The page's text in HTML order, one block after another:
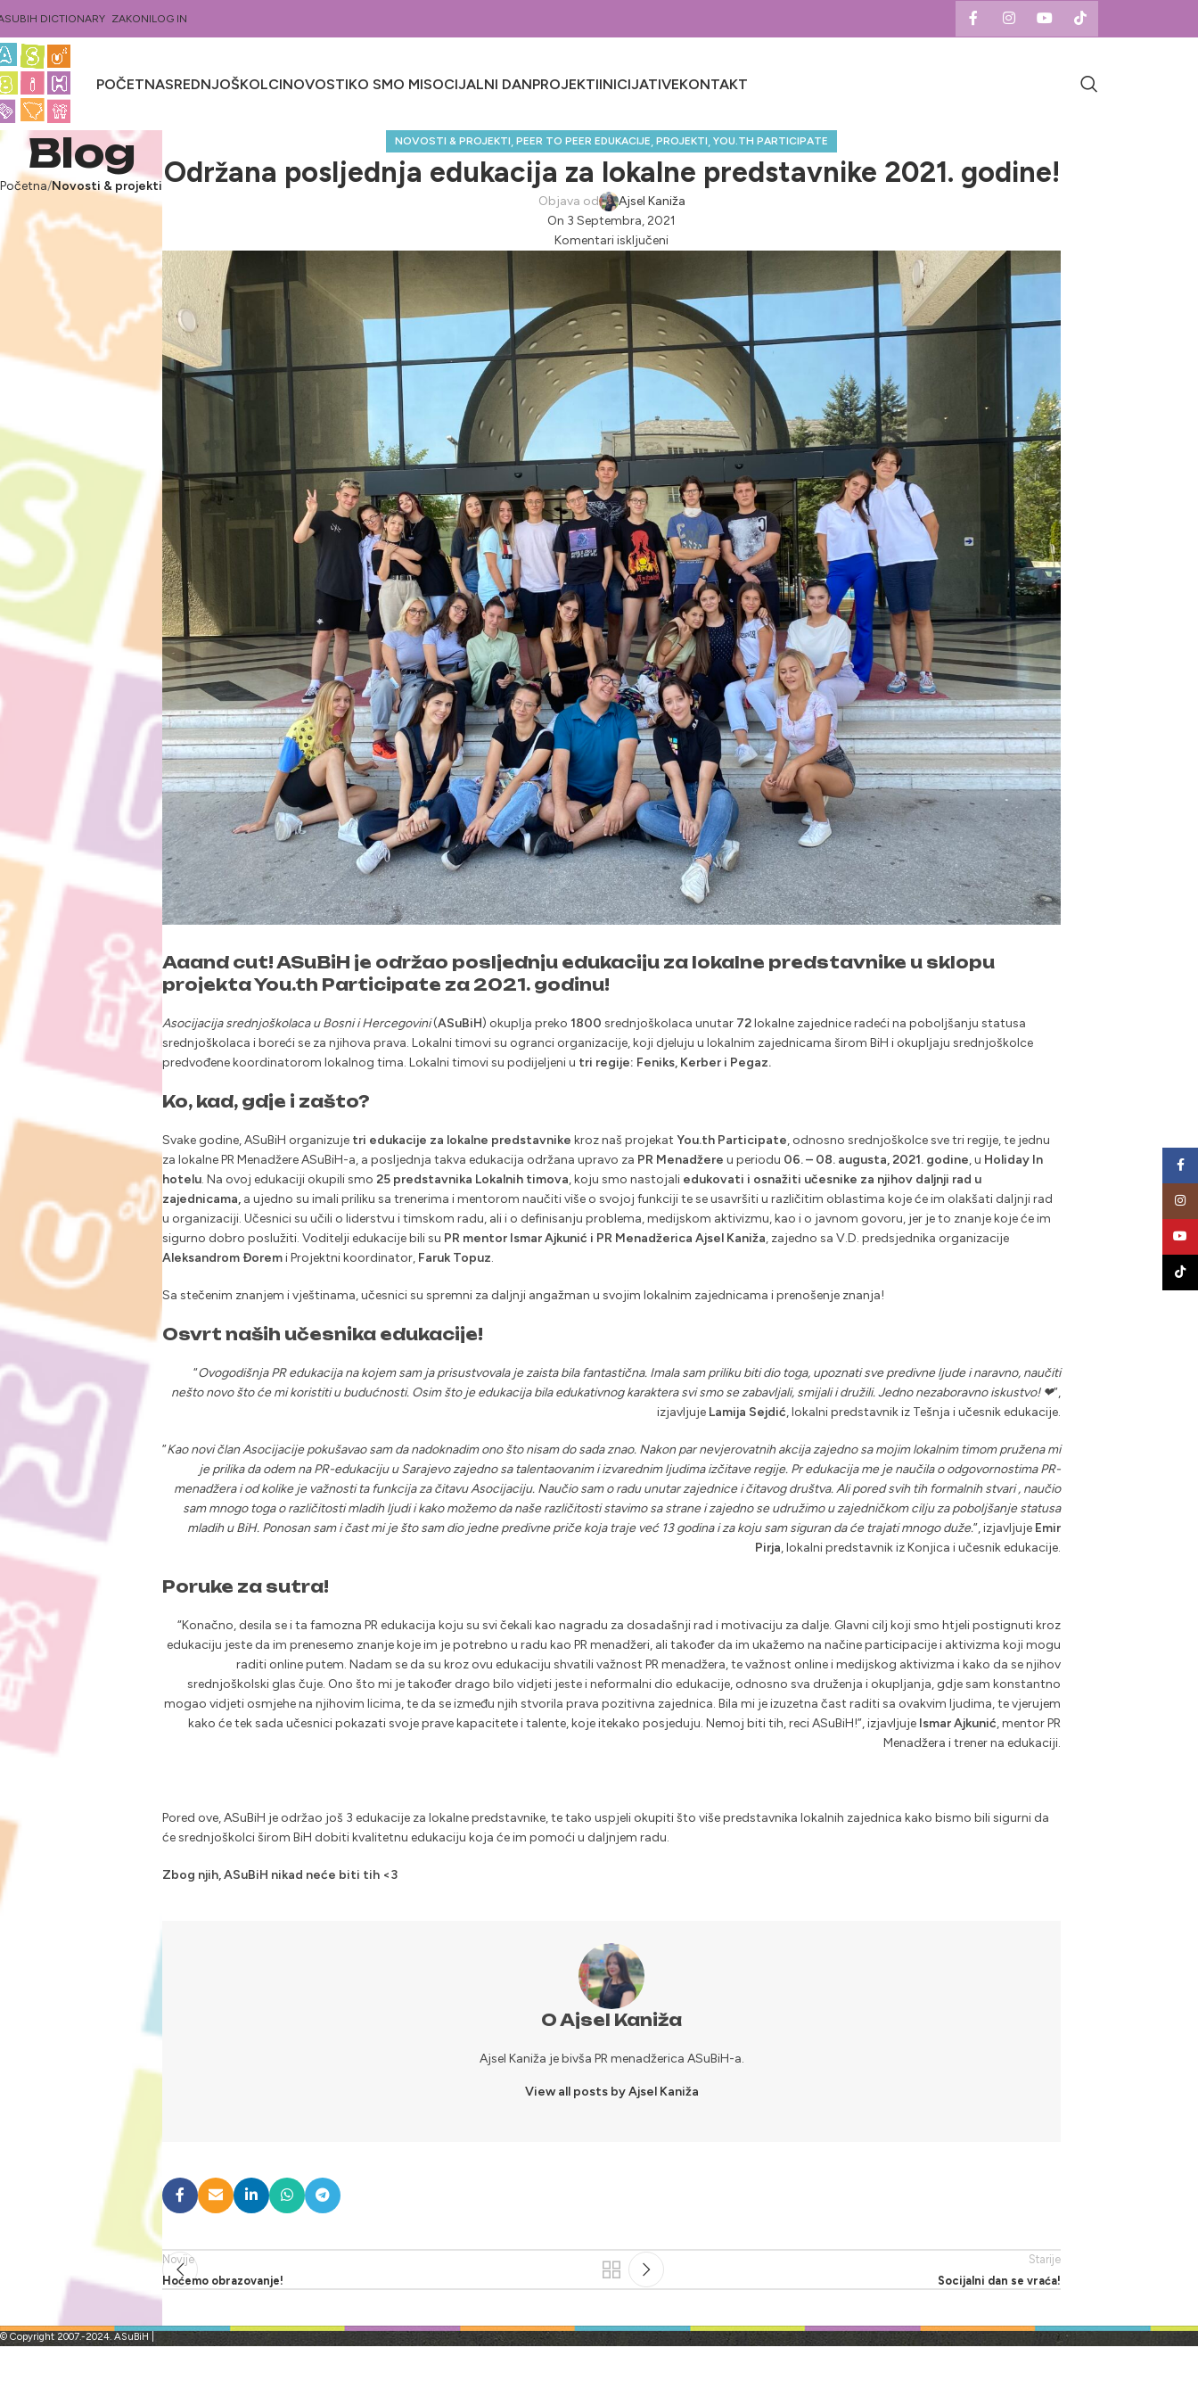
DICTIONARY ZAKONILOG IN
POČETNASREDNJOŠKOLCINOVOSTIKO SMO MISOCIJALNI DANPROJEKTIINICIJATIVEKONTAKT
Blog
Početna Novosti & projekti
NOVOSTI & PROJEKTI, PEER TO PEER EDUKACIJE, PROJEKTI, YOU.TH PARTICIPATE
Održana posljednja edukacija za lokalne predstavnike 2021. godine!
Objava od
Ajsel Kaniža
On 3 Septembra, 2021
Komentari isključeni
Aaand cut! ASuBiH je održao posljednju edukaciju za lokalne predstavnike u sklopu
projekta You.th Participate za 2021. godinu!
Asocijacija srednjoškolaca u Bosni i Hercegovini(ASuBiH) okuplja preko 1800 srednjoškolaca unutar 72lokalne zajednice radeći na poboljšanju statusa
srednjoškolaca i boreći se za njihova prava. Lokalni timovi su ogranci organizacije, koji djeluju u lokalnim zajednicama širom BiH i okupljaju srednjoškolce
predvođene koordinatorom lokalnog tima. Lokalni timovi su podijeljeni u tri regije: Feniks, Kerber i Pegaz.
Ko, kad, gdje i zašto?
Svake godine, ASuBiH organizuje tri edukacije za lokalne predstavnike kroz naš projekat You.th Participate, odnosno srednjoškolce sve tri regije, te jednu
za lokalne PR Menadžere ASuBiH-a, a posljednja takva edukacija održana upravo za PR Menadžere u periodu 06. – 08. augusta, 2021. godine, u Holiday In
hotelu. Na ovoj edukaciji okupili smo 25 predstavnika Lokalnih timova, koju smo nastojali edukovati i osnažiti učesnike za njihov daljnji rad u
zajednicama, a ujedno su imali priliku sa trenerima i mentorom naučiti više o svojoj funkciji te se usavršiti u različitim oblastima koje će im olakšati daljnji rad
u organizaciji. Učesnici su učili o liderstvu i timskom radu, ali i o definisanju problema, medijskom aktivizmu, kao i o javnom govoru, jer je to znanje koje će im
sigurno dobro poslužiti. Voditelji edukacije bili su PR mentor Ismar Ajkunić i PR Menadžerica Ajsel Kaniža, zajedno sa V.D. predsjednika organizacije
Aleksandrom Đoremi Projektni koordinator, Faruk Topuz.
Sa stečenim znanjem i vještinama, učesnici su spremni za daljnji angažman u svojim lokalnim zajednicama i prenošenje znanja!
Osvrt naših učesnika edukacije!
“Ovogodišnja PR edukacija na kojem sam ja prisustvovala je zaista bila fantastična. Imala sam priliku biti dio toga, upoznati sve predivne ljude i naravno, naučiti
nešto novo što će mi koristiti u budućnosti. Osim što je edukacija bila edukativnog karaktera svi smo se zabavljali, smijali i družili. Jedno nezaboravno iskustvo! ❤”,
izjavljuje Lamija Sejdić, lokalni predstavnik iz Tešnja i učesnik edukacije.
”Kao novi član Asocijacije pokušavao sam da nadoknadim ono što nisam do sada znao. Nakon par nevjerovatnih akcija zajedno sa mojim lokalnim timom pružena mi
je prilika da odem na PR-edukaciju u Sarajevo zajedno sa talentaovanim i izvarednim ljudima izčitave regije. Pr edukacija me je naučila o odgovornostima PR-
menadžera i od kolike je važnosti ta funkcija za čitavu Asocijaciju. Naučio sam o radu unutar zajednice i čitavog društva. Ali pored svih tih formalnih stvari , naučio
sam mnogo toga o različitosti mladih ljudi i kako možemo da naše različitosti stavimo sa strane i zajedno se udružimo u zajedničkom cilju za poboljšanje statusa
mladih u BiH. Ponosan sam i čast mi je što sam dio jedne predivne priče koja traje već 13 godina i za koju sam siguran da će trajati mnogo duže.”, izjavljuje Emir
Pirja, lokalni predstavnik iz Konjica i učesnik edukacije.
Poruke za sutra!
“Konačno, desila se i ta famozna PR edukacija koju su svi čekali kao nagradu za dosadašnji rad i motivaciju za dalje. Glavni cilj koji smo htjeli postignuti kroz
edukaciju jeste da im prenesemo znanje koje im je potrebno u radu kao PR menadžeri, ali također da im ukažemo na načine participacije i aktivizma koji mogu
raditi online putem. Nadam se da su kroz ovu edukaciju shvatili važnost PR menadžera, te važnost online i medijskog aktivizma i kako da se njihov
srednjoškolski glas čuje. Ono što mi je također drago bilo vidjeti jeste i neformalni dio edukacije, odnosno sva druženja i okupljanja, gdje sam konstantno
mogao vidjeti osmjehe na njihovim licima, te da se između njih stvorila prava pozitivna zajednica. Bila mi je izuzetna čast raditi sa ovakvim ljudima, te vjerujem
kako će tek sada učesnici pokazati svoje prave kapacitete i talente, koje itekako posjeduju. Nemoj biti tih, reci ASuBiH!”, izjavljuje Ismar Ajkunić, mentor PR
Menadžera i trener na edukaciji.
Pored ove, ASuBiH je održao još 3 edukacije za lokalne predstavnike, te tako uspjeli okupiti što više predstavnika lokalnih zajednica kako bismo bili sigurni da
će srednjoškolci širom BiH dobiti kvalitetnu edukaciju koja će im pomoći u daljnjem radu.
Zbog njih, ASuBiH nikad neće biti tih <3
O Ajsel Kaniža
Ajsel Kaniža je bivša PR menadžerica ASuBiH-a.
View all posts by Ajsel Kaniža
Novije
Hoćemo obrazovanje!
Starije
Socijalni dan se vraća!
© Copyright 2007.-2024. ASuBiH |